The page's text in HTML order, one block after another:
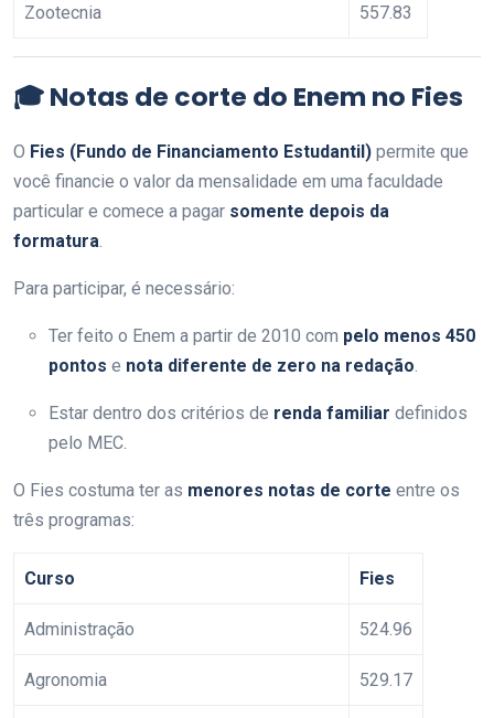
Zootecnia 557.83
🎓 Notas de corte do Enem no Fies
O Fies (Fundo de Financiamento Estudantil) permite que
você financie o valor da mensalidade em uma faculdade
particular e comece a pagar somente depois da
formatura
Para participar, é necessário:
Ter feito o Enem a partir de 2010 com pelo menos 450
pontos e nota diferente de zero na redação
Estar dentro dos critérios de renda familiar definidos
pelo MEC.
O Fies costuma ter as menores notas de corte entre os
três programas:
Curso Fies
Administração 524.96
Agronomia 529.17